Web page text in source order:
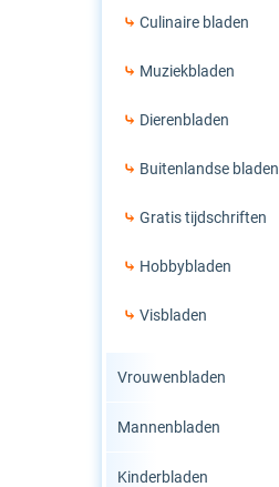
Culinaire bladen
Muziekbladen
Dierenbladen
Buitenlandse bladen
Gratis tijdschriften
Hobbybladen
Visbladen
Vrouwenbladen
Mannenbladen
Kinderbladen